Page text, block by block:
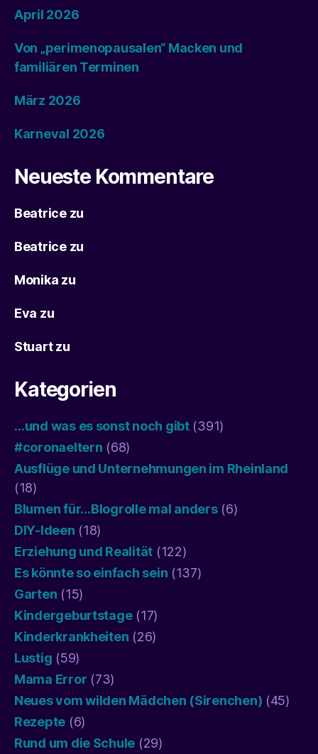
April 2026
Von „perimenopausalen“ Macken und
familiären Terminen
März 2026
Karneval 2026
Neueste Kommentare
Beatricezu
Beatricezu
Monika zu
Eva zu
Stuartzu
Kategorien
…und was es sonst noch gibt(391)
#coronaeltern (68)
Ausflüge und Unternehmungen im Rheinland
(18)
Blumen für…Blogrolle mal anders(6)
DIY-Ideen (18)
Erziehung und Realität (122)
Es könnte so einfach sein (137)
Garten (15)
Kindergeburtstage(17)
Kinderkrankheiten (26)
Lustig (59)
Mama Error (73)
Neues vom wilden Mädchen (Sirenchen) (45)
Rezepte (6)
Rund um die Schule (29)